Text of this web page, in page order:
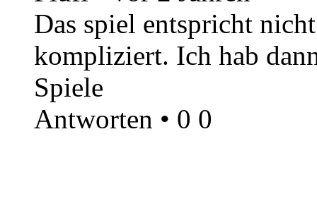
Das spiel entspricht
kompliziert. Ich hab
Spiele
Antworten • 0 0